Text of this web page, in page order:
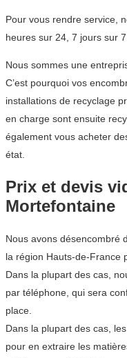
Pour vous rendre service,
heures sur 24, 7 jours sur
Nous sommes une
C’est pourquoi vos
installations de recyclage
en charge sont ensuite
également vous acheter
état.
Prix et devis
Mortefontaine
Nous avons désencombré
la région Hauts-de-France
Dans la plupart des cas,
par téléphone, qui sera
place.
Dans la plupart des cas,
pour en extraire les